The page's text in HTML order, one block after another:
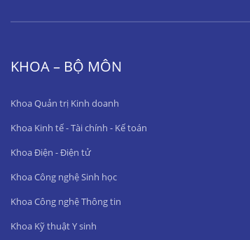
KHOA – BỘ MÔN
Khoa Quản trị Kinh doanh
Khoa Kinh tế - Tài chính - Kế toán
Khoa Điện - Điện tử
Khoa Công nghệ Sinh học
Khoa Công nghệ Thông tin
Khoa Kỹ thuật Y sinh